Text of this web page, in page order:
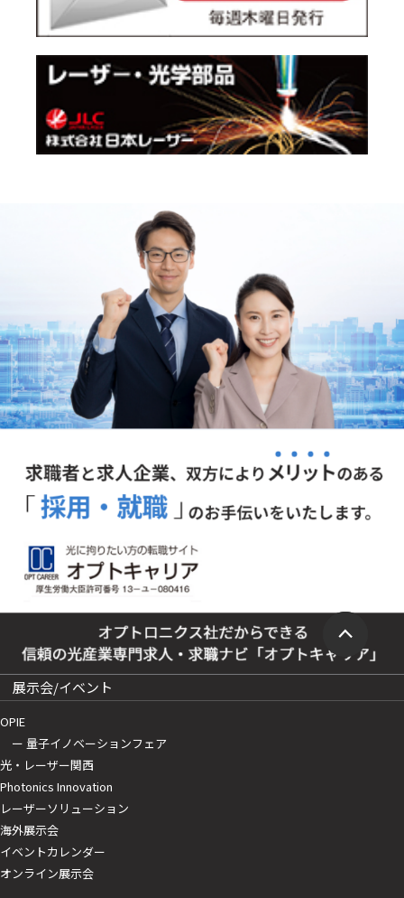
展示会/イベント
OPIE
ー 量子イノベーションフェア
光・レーザー関西
Photonics Innovation
レーザーソリューション
海外展示会
イベントカレンダー
オンライン展示会